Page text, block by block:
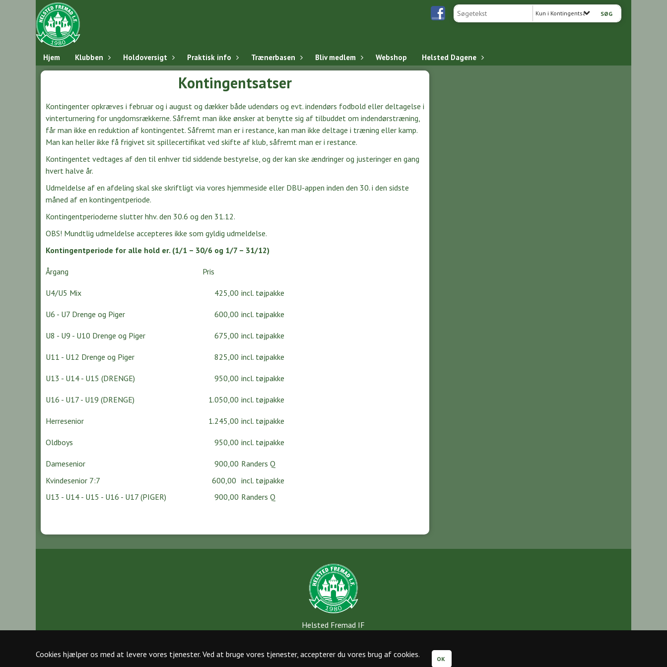
Kun i Kontingentsatser
Hjem Klubben Holdoversigt Praktisk info Trænerbasen Bliv medlem Webshop Helsted Dagene
Kontingentsatser
Kontingenter opkræves i februar og i august og dækker både udendørs og evt. indendørs fodbold eller deltagelse i
vinterturnering for ungdomsrækkerne. Såfremt man ikke ønsker at benytte sig af tilbuddet om indendørstræning,
får man ikke en reduktion af kontingentet. Såfremt man er i restance, kan man ikke deltage i træning eller kamp.
Man kan heller ikke få frigivet sit spillecertifikat ved skifte af klub, såfremt man er i restance.
Kontingentet vedtages af den til enhver tid siddende bestyrelse, og der kan ske ændringer og justeringer en gang
hvert halve år.
Udmeldelse af en afdeling skal ske skriftligt via vores hjemmeside eller DBU-appen inden den 30. i den sidste
måned af en kontingentperiode.
Kontingentperioderne slutter hhv. den 30.6 og den 31.12.
OBS! Mundtlig udmeldelse accepteres ikke som gyldig udmeldelse.
Kontingentperiode for alle hold er. (1/1 – 30/6 og 1/7 – 31/12)
Årgang Pris
U4/U5 Mix 425,00 incl. tøjpakke
U6 - U7 Drenge og Piger 600,00 incl. tøjpakke
U8 - U9 - U10 Drenge og Piger 675,00 incl. tøjpakke
U11 - U12 Drenge og Piger 825,00 incl. tøjpakke
U13 - U14 - U15 (DRENGE) 950,00 incl. tøjpakke
U16 - U17 - U19 (DRENGE) 1.050,00 incl. tøjpakke
Herresenior 1.245,00 incl. tøjpakke
Oldboys 950,00 incl. tøjpakke
Damesenior 900,00 Randers Q
Kvindesenior 7:7
600,00 incl. tøjpakke
U13 - U14 - U15 - U16 - U17 (PIGER)
900,00 Randers Q
Helsted Fremad IF
CVR-nr: 29577560
Cookies hjælper os med at levere vores tjenester. Ved at bruge vores tjenester, accepterer du vores brug af cookies.